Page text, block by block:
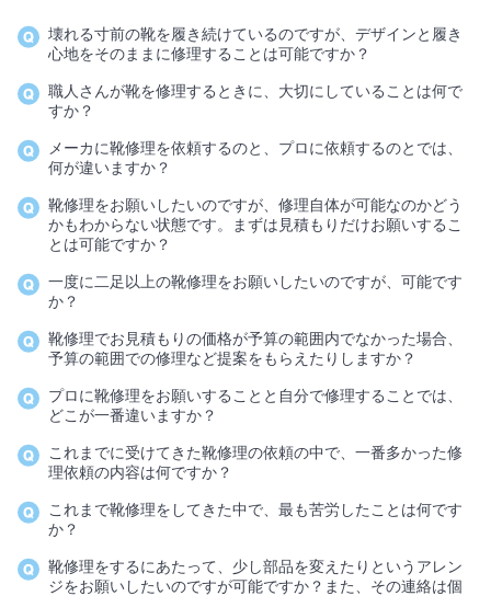
壊れる寸前の靴を履き続けているのですが、デザインと履き
心地をそのままに修理することは可能ですか？
職人さんが靴を修理するときに、大切にしていることは何で
すか？
メーカに靴修理を依頼するのと、プロに依頼するのとでは、
何が違いますか？
靴修理をお願いしたいのですが、修理自体が可能なのかどう
かもわからない状態です。まずは見積もりだけお願いするこ
とは可能ですか？
一度に二足以上の靴修理をお願いしたいのですが、可能です
か？
靴修理でお見積もりの価格が予算の範囲内でなかった場合、
予算の範囲での修理など提案をもらえたりしますか？
プロに靴修理をお願いすることと自分で修理することでは、
どこが一番違いますか？
これまでに受けてきた靴修理の依頼の中で、一番多かった修
理依頼の内容は何ですか？
これまで靴修理をしてきた中で、最も苦労したことは何です
か？
靴修理をするにあたって、少し部品を変えたりというアレン
ジをお願いしたいのですが可能ですか？また、その連絡は個